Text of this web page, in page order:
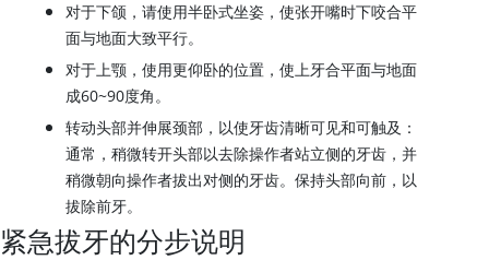
对于下颌，请使用半卧式坐姿，使张开嘴时下咬合平
面与地面大致平行。
对于上颚，使用更仰卧的位置，使上牙合平面与地面
成60~90度角。
转动头部并伸展颈部，以使牙齿清晰可见和可触及：
通常，稍微转开头部以去除操作者站立侧的牙齿，并
稍微朝向操作者拔出对侧的牙齿。保持头部向前，以
拔除前牙。
紧急拔牙的分步说明